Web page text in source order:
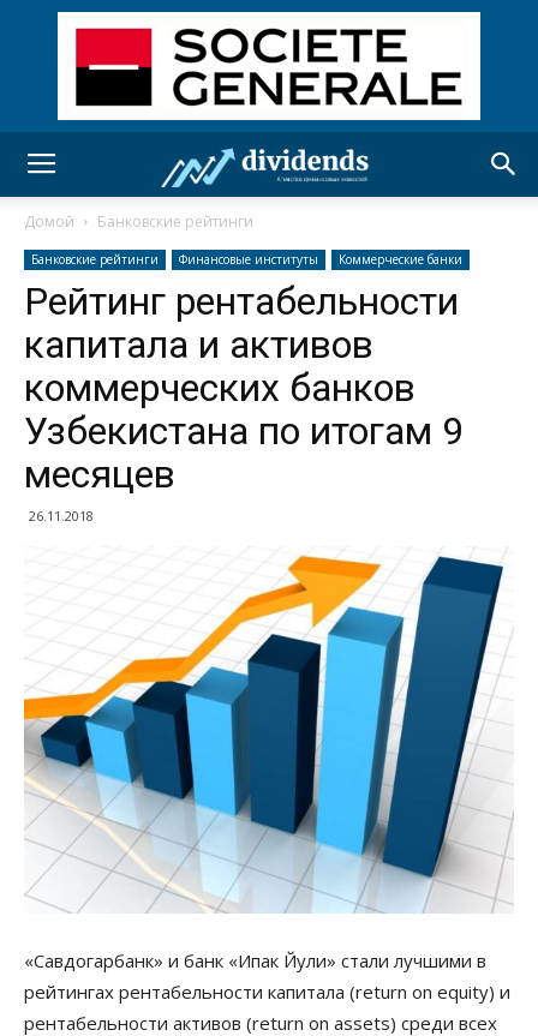
Домой Банковские рейтинги
Банковские рейтинги Финансовые институты Коммерческие банки
Рейтинг рентабельности
капитала и активов
коммерческих банков
Узбекистана по итогам 9
месяцев
26.11.2018
«Савдогарбанк» и банк «Ипак Йули» стали лучшими в
рейтингах рентабельности капитала (return on equity) и
рентабельности активов (return on assets) среди всех